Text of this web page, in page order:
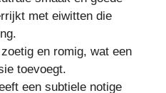
met eiwitten die
en romig, wat een
toevoegt.
een subtiele notige